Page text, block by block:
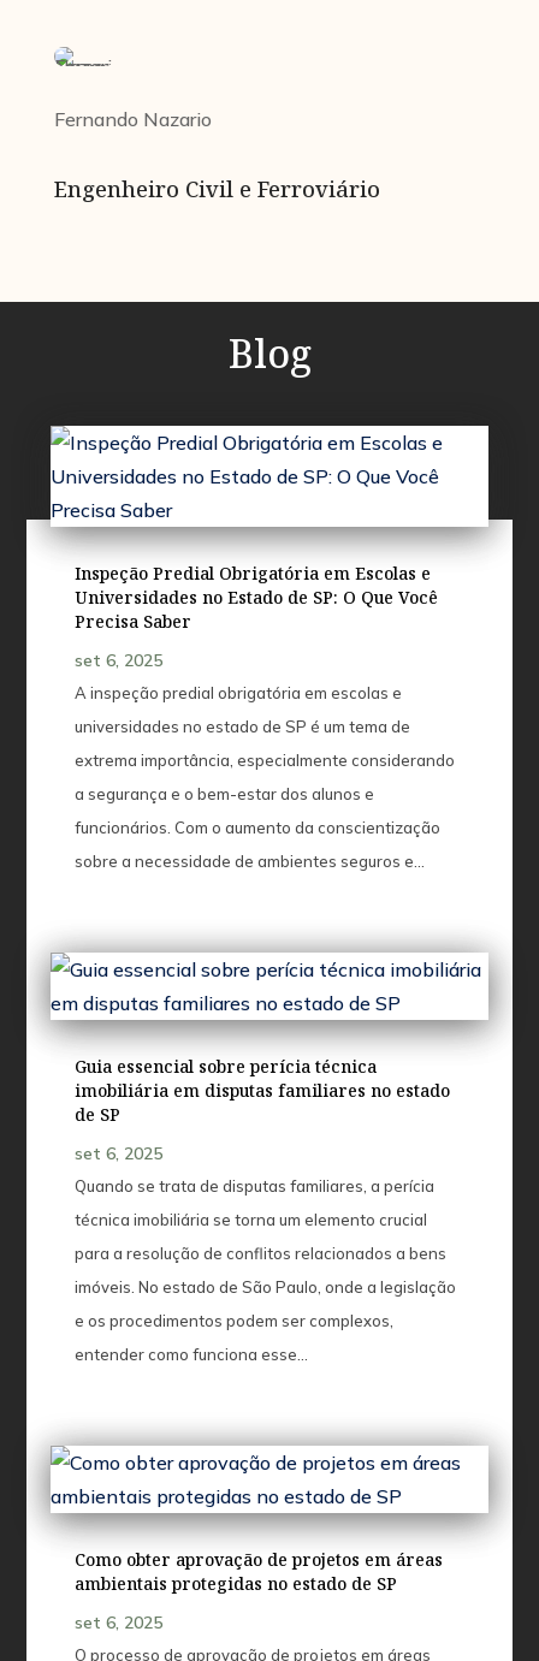
Fernando Nazario
Engenheiro Civil e Ferroviário
Blog
Inspeção Predial Obrigatória em Escolas e
Universidades no Estado de SP: O Que Você
Precisa Saber
set 6, 2025
A inspeção predial obrigatória em escolas e
universidades no estado de SP é um tema de
extrema importância, especialmente considerando
a segurança e o bem-estar dos alunos e
funcionários. Com o aumento da conscientização
sobre a necessidade de ambientes seguros e...
Guia essencial sobre perícia técnica
imobiliária em disputas familiares no estado
de SP
set 6, 2025
Quando se trata de disputas familiares, a perícia
técnica imobiliária se torna um elemento crucial
para a resolução de conflitos relacionados a bens
imóveis. No estado de São Paulo, onde a legislação
e os procedimentos podem ser complexos,
entender como funciona esse...
Como obter aprovação de projetos em áreas
ambientais protegidas no estado de SP
set 6, 2025
O processo de aprovação de projetos em áreas